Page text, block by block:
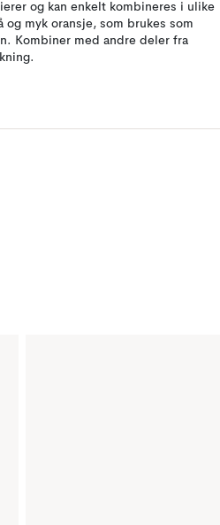
og kan enkelt kombineres i ulike
myk oransje, som brukes som
Kombiner med andre deler fra